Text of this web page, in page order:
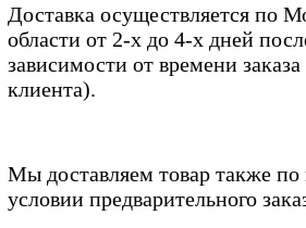
Доставка осуществляется по
области от 2-х до 4-х дней
зависимости от времени
клиента).
Мы доставляем товар также
условии предварительного